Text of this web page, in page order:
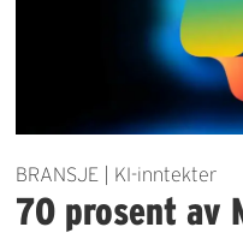
BRANSJE | KI-inntekter
70 prosent av